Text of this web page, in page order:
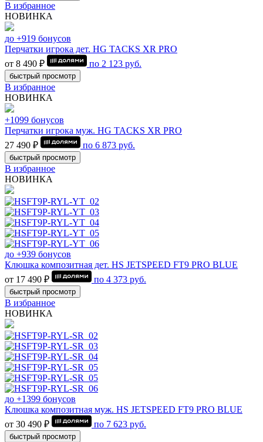
В избранное
НОВИНКА
до +919 бонусов
Перчатки игрока дет. HG TACKS XR PRO
от 8 490 ₽
по 2 123 руб.
быстрый просмотр
В избранное
НОВИНКА
+1099 бонусов
Перчатки игрока муж. HG TACKS XR PRO
27 490 ₽
по 6 873 руб.
быстрый просмотр
В избранное
НОВИНКА
до +939 бонусов
Клюшка композитная дет. HS JETSPEED FT9 PRO BLUE
от 17 490 ₽
по 4 373 руб.
быстрый просмотр
В избранное
НОВИНКА
до +1399 бонусов
Клюшка композитная муж. HS JETSPEED FT9 PRO BLUE
от 30 490 ₽
по 7 623 руб.
быстрый просмотр